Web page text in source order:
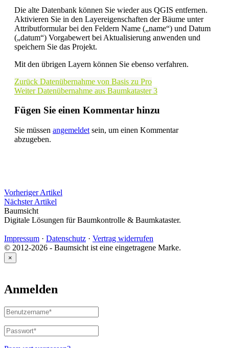
Die alte Datenbank können Sie wieder aus QGIS entfernen.
Aktivieren Sie in den Layereigenschaften der Bäume unter
Attributformular bei den Feldern Name („name“) und Datum
(„datum“) Vorgabewert bei Aktualisierung anwenden und
speichern Sie das Projekt.
Mit den übrigen Layern können Sie ebenso verfahren.
Zurück Datenübernahme von Basis zu Pro
WeiterDatenübernahme aus Baumkataster 3
Fügen Sie einen Kommentar hinzu
Sie müssen angemeldet sein, um einen Kommentar
abzugeben.
Vorheriger Artikel
Nächster Artikel
Baumsicht
Digitale Lösungen für Baumkontrolle & Baumkataster.
Impressum · Datenschutz · Vertrag widerrufen
© 2012-2026 - Baumsicht ist eine eingetragene Marke.
×
Anmelden
Benutzername
oder
E-
Mail-
Passwort*
Erforderlich